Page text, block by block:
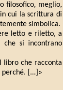
filosofico, meglio,
cui la scrittura di
simbolica.
letto e riletto, a
che si incontrano
libro che racconta
perché. [...]»